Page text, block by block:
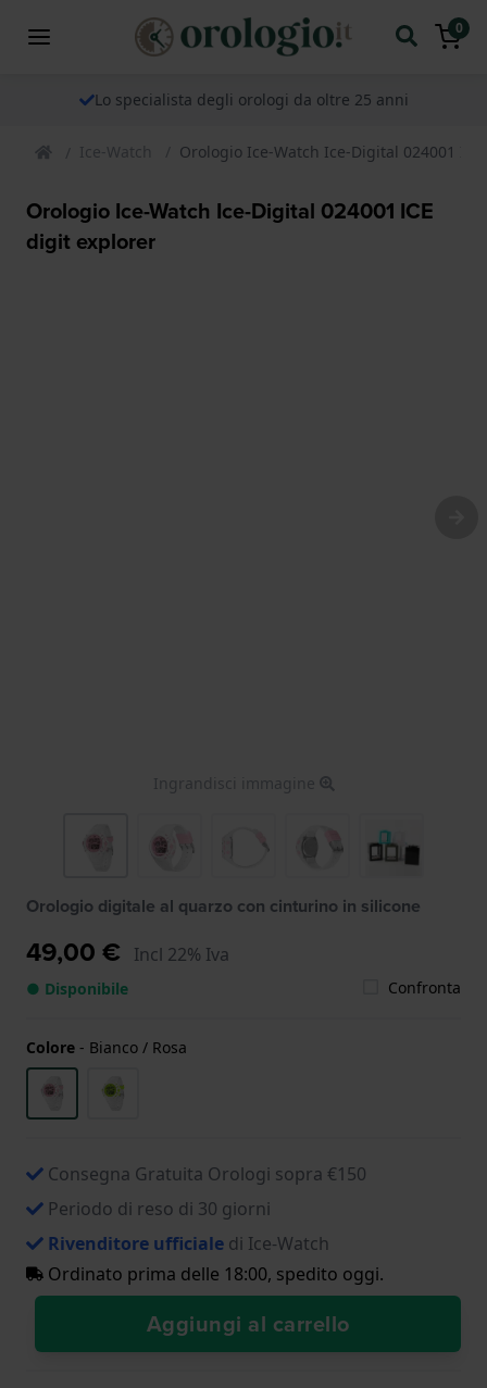
0
Lo specialista degli orologi da oltre 25 anni
Ice-Watch Orologio Ice-Watch Ice-Digital 024001
Orologio Ice-Watch Ice-Digital 024001 ICE
digit explorer
Ingrandisci immagine
Orologio digitale al quarzo con cinturino in silicone
49,00 € Incl 22% Iva
● Disponibile Confronta
Colore - Bianco / Rosa
Consegna Gratuita Orologi sopra €150
Periodo di reso di 30 giorni
Rivenditore ufficiale di Ice-Watch
Ordinato prima delle 18:00, spedito oggi.
Aggiungi al carrello